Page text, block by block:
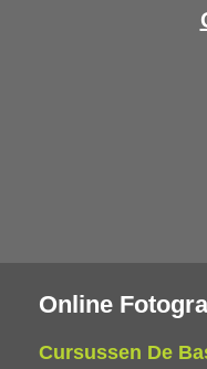
Online
Cursussen De